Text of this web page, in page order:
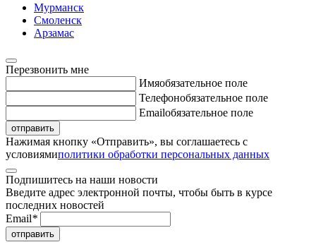
Мурманск
Смоленск
Арзамас
Перезвонить мне
Имяобязательное поле
Телефонобязательное поле
Emailобязательное поле
отправить
Нажимая кнопку «Отправить», вы соглашаетесь с
условиямиполитики обработки персональных данных
Подпишитесь на наши новости
Введите адрес электронной почты, чтобы быть в курсе
последних новостей
Email*
отправить